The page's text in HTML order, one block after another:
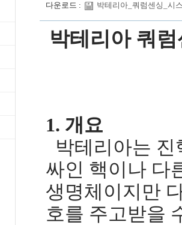
다운로드 : 박테리아_쿼럼센싱_시
박테리아 쿼
1. 개요
박테리아는
싸인 핵이나 다
생명체이지만
호를 주고받을